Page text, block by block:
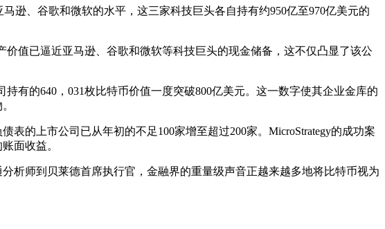
逊、谷歌和微软的水平，这三家科技巨头各自持有约950亿至970亿美元的
值已逼近亚马逊、谷歌和微软等科技巨头的现金储备，这不仅凸显了该公
有的640，031枚比特币价值一度突破800亿美元。这一数字使其企业金库的
的上市公司已从年初的不足100家增至超过200家。MicroStrategy的成功案
面收益。
师到贝莱德首席执行官，金融界的重量级声音正越来越多地将比特币视为